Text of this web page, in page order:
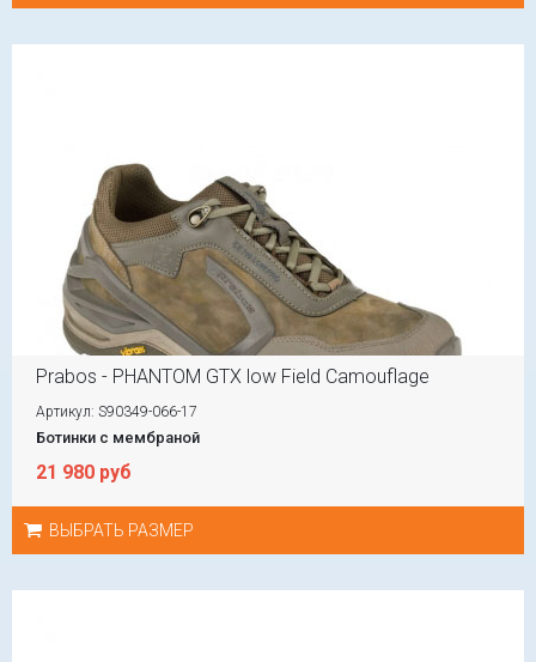
Prabos - PHANTOM GTX low Field Camouflage
Артикул: S90349-066-17
Ботинки с мембраной
21 980 руб
ВЫБРАТЬ РАЗМЕР